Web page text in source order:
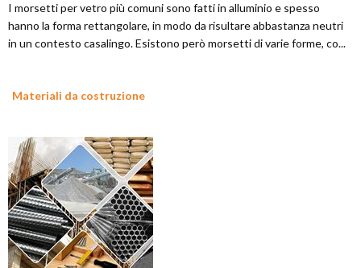
I morsetti per vetro più comuni sono fatti in alluminio e spesso
hanno la forma rettangolare, in modo da risultare abbastanza neutri
in un contesto casalingo. Esistono però morsetti di varie forme, co...
Materiali da costruzione